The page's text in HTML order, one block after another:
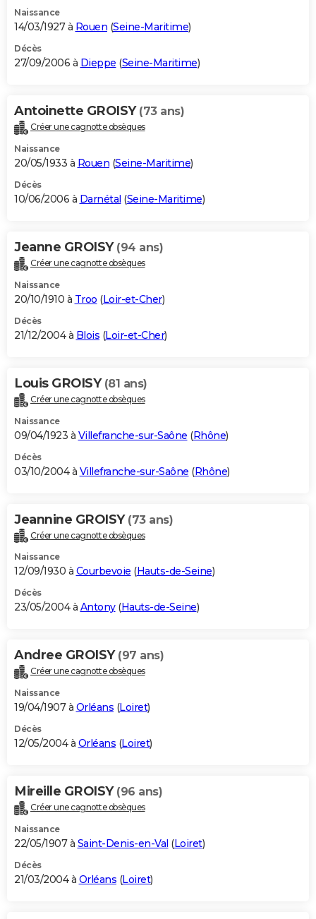
Naissance
14/03/1927 à Rouen (Seine-Maritime)
Décès
27/09/2006 à Dieppe (Seine-Maritime)
Antoinette GROISY (73 ans)
Créer une cagnotte obsèques
Naissance
20/05/1933 à Rouen (Seine-Maritime)
Décès
10/06/2006 à Darnétal (Seine-Maritime)
Jeanne GROISY (94 ans)
Créer une cagnotte obsèques
Naissance
20/10/1910 à Troo (Loir-et-Cher)
Décès
21/12/2004 à Blois (Loir-et-Cher)
Louis GROISY (81 ans)
Créer une cagnotte obsèques
Naissance
09/04/1923 à Villefranche-sur-Saône (Rhône)
Décès
03/10/2004 à Villefranche-sur-Saône (Rhône)
Jeannine GROISY (73 ans)
Créer une cagnotte obsèques
Naissance
12/09/1930 à Courbevoie (Hauts-de-Seine)
Décès
23/05/2004 à Antony(Hauts-de-Seine)
Andree GROISY (97 ans)
Créer une cagnotte obsèques
Naissance
19/04/1907 à Orléans (Loiret)
Décès
12/05/2004 à Orléans (Loiret)
Mireille GROISY (96 ans)
Créer une cagnotte obsèques
Naissance
22/05/1907 à Saint-Denis-en-Val (Loiret)
Décès
21/03/2004 à Orléans (Loiret)